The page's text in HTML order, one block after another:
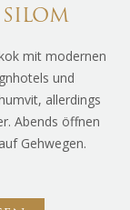
mit modernen
und
allerdings
Abends öffnen
Gehwegen.